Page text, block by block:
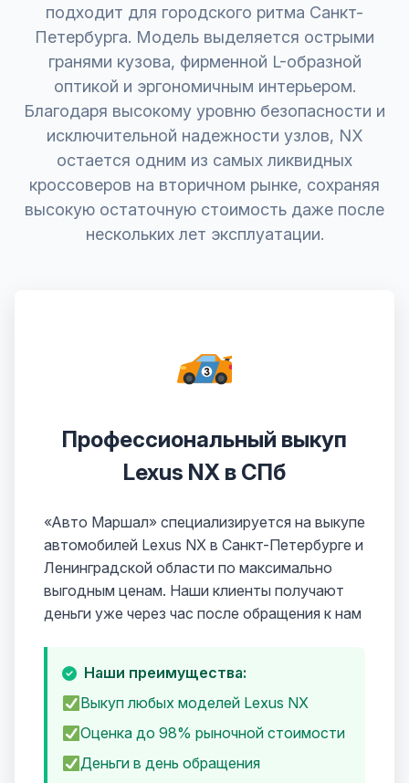
подходит для городского ритма Санкт-
Петербурга. Модель выделяется острыми
гранями кузова, фирменной L-образной
оптикой и эргономичным интерьером.
Благодаря высокому уровню безопасности и
исключительной надежности узлов, NX
остается одним из самых ликвидных
кроссоверов на вторичном рынке, сохраняя
высокую остаточную стоимость даже после
нескольких лет эксплуатации.
Профессиональный выкуп
Lexus NX в СПб
«Авто Маршал» специализируется на выкупе
автомобилей Lexus NX в Санкт-Петербурге и
Ленинградской области по максимально
выгодным ценам. Наши клиенты получают
деньги уже через час после обращения к нам
Наши преимущества:
Выкуп любых моделей Lexus NX
Оценка до 98% рыночной стоимости
Деньги в день обращения